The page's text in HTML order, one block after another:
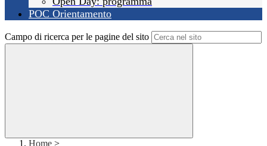
POC Orientamento
Campo di ricerca per le pagine del sito
Home >